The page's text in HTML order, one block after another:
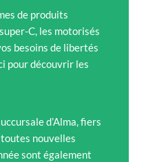
de produits
C, les motorisés
besoins de libertés
pour découvrir les
d’Alma, fiers
nouvelles
sont également